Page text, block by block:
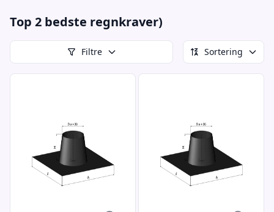
Top 2 bedste regnkraver)
Filtre Sortering